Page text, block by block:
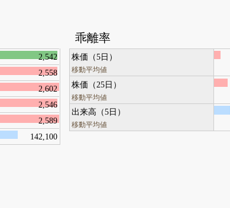
2,542
2,558
2,602
2,546
2,589
142,100
乖離率
株価（5日）
移動平均値
株価（25日）
移動平均値
出来高（5日）
移動平均値